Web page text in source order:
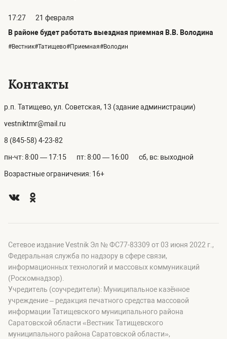
17:27
21 февраля
В районе будет работать выездная приемная В.В. Володина
#Вестник#Татищево#Приемная#Володин
Контакты
р.п. Татищево, ул. Советская, 13 (здание администрации)
vestniktmr@mail.ru
8 (845-58) 4-23-82
пн-чт: 8:00 — 17:15 пт: 8:00 — 16:00 сб, вс: выходной
Возрастные ограничения: 16+
Сетевое издание Vestnik Эл № ФС77-83309 от 03 июня 2022 г.,
Федеральная служба по надзору в сфере связи,
информационных технологий и массовых коммуникаций
(Роскомнадзор).
Учредитель (соучредители): Муниципальное казённое
учреждение – редакция печатного средства массовой
информации Татищевского муниципального района
Саратовской области «Вестник Татищевского
муниципального района Саратовской области»,